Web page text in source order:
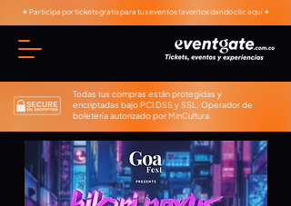
✦ Participa por tickets gratis para tus eventos favoritos dando clic aquí ✦
Todas tus compras están protegidas y
encriptadas bajo PCI DSS y SSL. Operador de
boletería autorizado por MinCultura.